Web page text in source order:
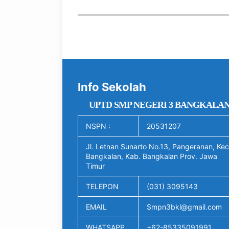
Info Sekolah
UPTD SMP NEGERI 3
NSPN : 20531207
Jl. Letnan Sunarto No.13, Pangeranan,
Bangkalan, Kab. Bangkalan Prov. Jawa
Timur
TELEPON (031) 3095143
EMAIL Smpn3bkl@gmail.com
WHATSAPP +62-85335091991